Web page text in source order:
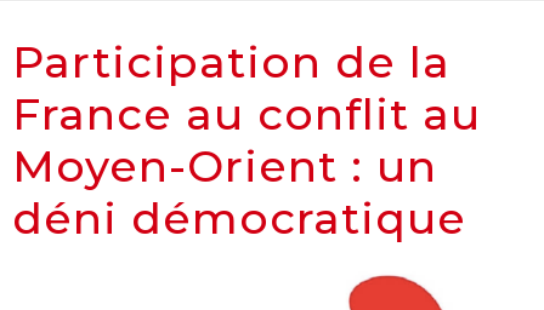
Participation de la
France au conflit au
Moyen-Orient : un
déni démocratique